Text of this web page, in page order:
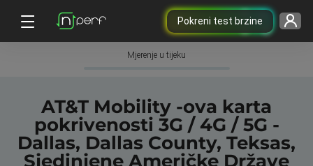
Pokreni test brzine
Mjerenje u tijeku
AT&T Mobility -ova karta
pokrivenosti 3G / 4G / 5G -
Dallas, Dallas County, Teksas,
Sjedinjene Američke Države